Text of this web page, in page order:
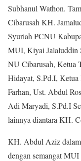
Subhanul Wathon.
Cibarusah KH.
Syuriah PCNU
MUI, Kiyai Jalaluddin
NU Cibarusah, Ketua
Hidayat, S.Pd.I,
Farhan, Ust. Abdul
Adi Maryadi, S.Pd.I
lainnya diantara KH.
KH. Abdul Aziz dalam
dengan semangat